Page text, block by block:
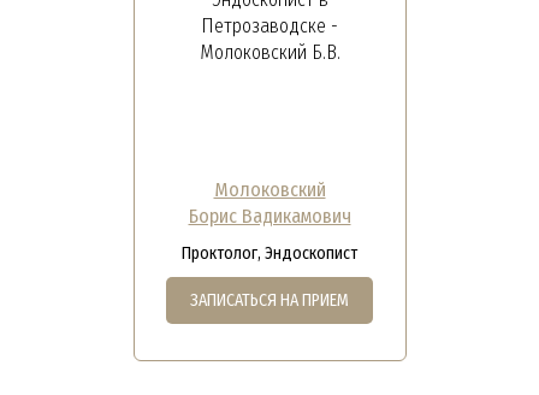
Молоковский
Борис Вадикамович
Проктолог, Эндоскопист
ЗАПИСАТЬСЯ НА ПРИЕМ